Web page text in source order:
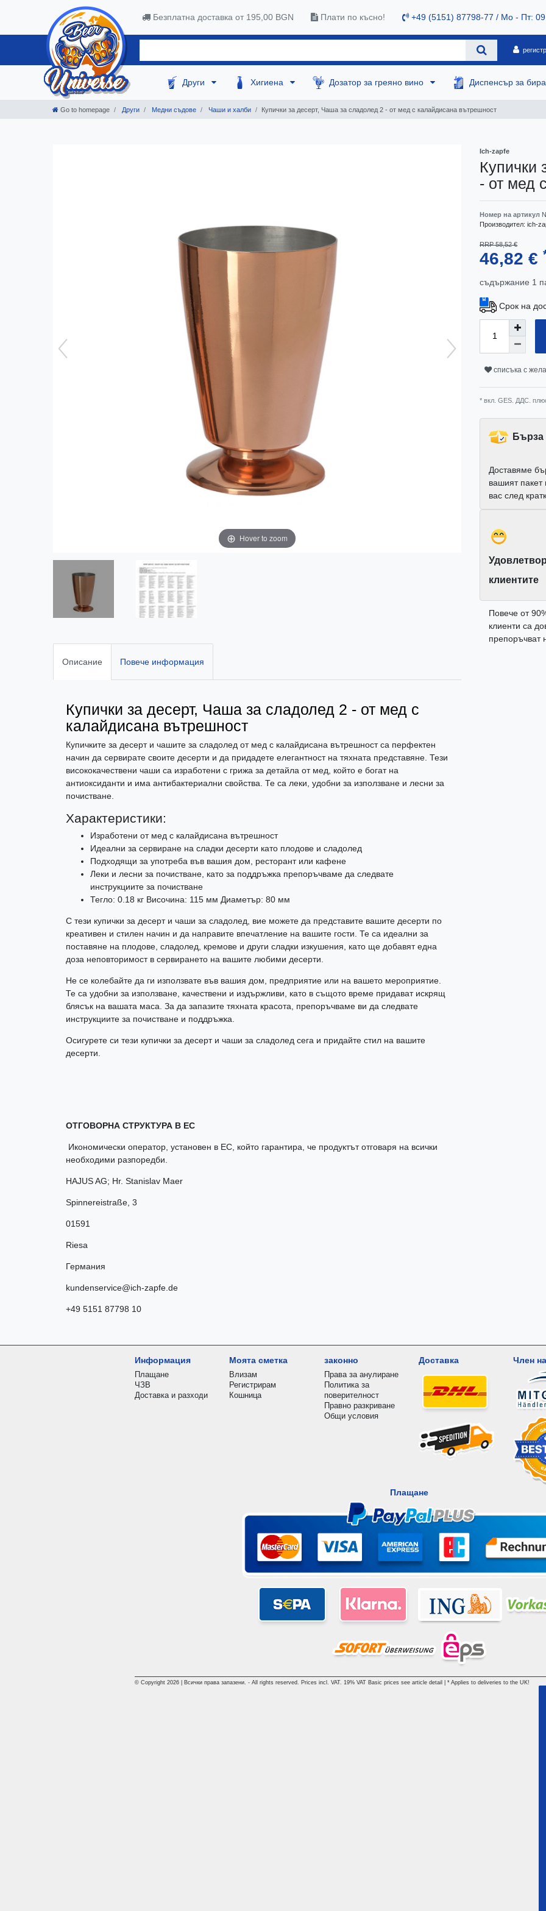
Безплатна доставка от 195,00 BGN Плати по късно! +49 (5151) 87798-77 / Mo - Пт:
Други Хигиена Дозатор за греяно вино Диспенсър за
Go to homepage Други Mедни съдове Чаши и халби Купички за десерт, Чаша за сладолед 2 - от мед с калайдисана вътрешност
Hover to zoom
Описание Повече информация
Купички за десерт, Чаша за сладолед 2 - от мед с
калайдисана вътрешност
Купичките за десерт и чашите за сладолед от мед с калайдисана вътрешност са перфектен
начин да сервирате своите десерти и да придадете елегантност на тяхната представяне. Тези
висококачествени чаши са изработени с грижа за детайла от мед, който е богат на
антиоксиданти и има антибактериални свойства. Те са леки, удобни за използване и лесни за
почистване.
Характеристики:
Изработени от мед с калайдисана вътрешност
Идеални за сервиране на сладки десерти като плодове и сладолед
Подходящи за употреба във вашия дом, ресторант или кафене
Леки и лесни за почистване, като за поддръжка препоръчваме да следвате
инструкциите за почистване
Тегло: 0.18 кг Височина: 115 мм Диаметър: 80 мм
С тези купички за десерт и чаши за сладолед, вие можете да представите вашите десерти по
креативен и стилен начин и да направите впечатление на вашите гости. Те са идеални за
поставяне на плодове, сладолед, кремове и други сладки изкушения, като ще добавят една
доза неповторимост в сервирането на вашите любими десерти.
Не се колебайте да ги използвате във вашия дом, предприятие или на вашето мероприятие.
Те са удобни за използване, качествени и издържливи, като в същото време придават искрящ
блясък на вашата маса. За да запазите тяхната красота, препоръчваме ви да следвате
инструкциите за почистване и поддръжка.
Осигурете си тези купички за десерт и чаши за сладолед сега и придайте стил на вашите
десерти.
ОТГОВОРНА СТРУКТУРА В ЕС
Икономически оператор, установен в ЕС, който гарантира, че продуктът отговаря на всички
необходими разпоредби.
HAJUS AG; Hr. Stanislav Maer
Spinnereistraße 3
01591
Riesa
Германия
kundenservice@ich-zapfe.de
+49 5151 87798 10
Ich-zapfe
Купички
- от мед
Номер на артикул
Производител: ich-
RRP 58,52 €
46,82 €
съдържание 1
Срок на
списъка с
* вкл. GES. ДДС.
Бърза
Доставяме
вашият
вас след
клиентите
Повече от
клиенти са
препоръчват
Информация
Плащане
ЧЗВ
Доставка и разходи
Моята сметка
Влизам
Регистрирам
Кошница
законно
Права за анулиране
Политика за
поверителност
Правно разкриване
Общи условия
Доставка Член
Плащане
© Copyright 2026 | Всички права запазени. - All rights reserved. Prices incl. VAT. 19% VAT Basic prices see article detail | * Applies to deliveries to the UK!